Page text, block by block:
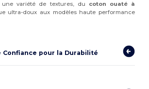
une variété de textures, du coton ouaté à
ultra-doux aux modèles haute performance
Confiance pour la Durabilité